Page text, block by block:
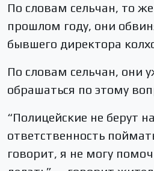
По словам сельчан, то
прошлом году, они
бывшего директора
По словам сельчан, они
обрашаться по этому
“Полицейские не берут
ответственность
говорит, я не могу